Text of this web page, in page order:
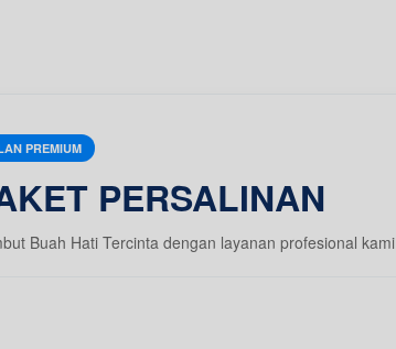
PREMIUM
PERSALINAN
Buah Hati Tercinta dengan layanan profesional kami